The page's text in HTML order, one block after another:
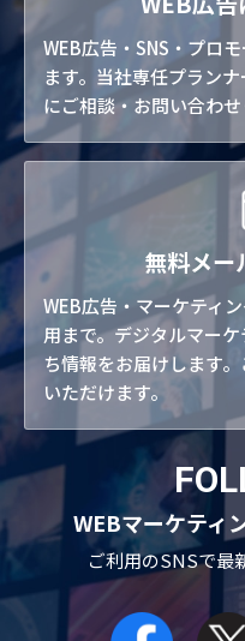
WEB広告・SNS・プロ
ます。当社専任プラン
にご相談・お問い合わ
無料メー
WEB広告・マーケティ
用まで。デジタルマー
ち情報をお届けします
いただけます。
WEBマーケティ
ご利用のSNSで最